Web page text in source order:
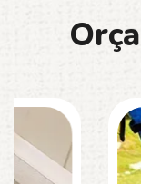
Orça